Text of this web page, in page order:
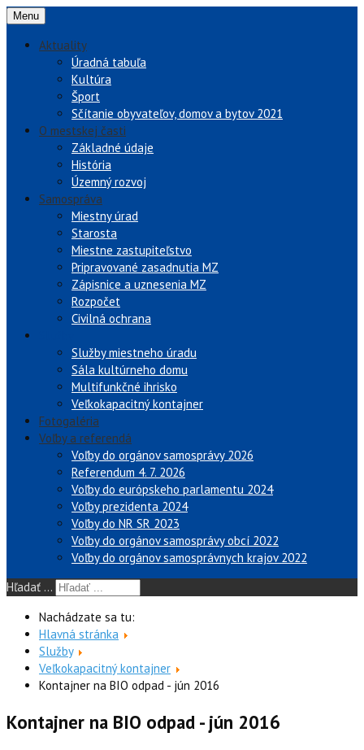
Menu
Aktuality
Úradná tabuľa
Kultúra
Šport
Sčítanie obyvateľov, domov a bytov 2021
O mestskej časti
Základné údaje
História
Územný rozvoj
Samospráva
Miestny úrad
Starosta
Miestne zastupiteľstvo
Pripravované zasadnutia MZ
Zápisnice a uznesenia MZ
Rozpočet
Civilná ochrana
Služby miestneho úradu
Sála kultúrneho domu
Multifunkčné ihrisko
Veľkokapacitný kontajner
Fotogaléria
Voľby a referendá
Voľby do orgánov samosprávy 2026
Referendum 4. 7. 2026
Voľby do európskeho parlamentu 2024
Voľby prezidenta 2024
Voľby do NR SR 2023
Voľby do orgánov samosprávy obcí 2022
Voľby do orgánov samosprávnych krajov 2022
Hľadať ...
Nachádzate sa tu:
Hlavná stránka
Služby
Veľkokapacitný kontajner
Kontajner na BIO odpad - jún 2016
Kontajner na BIO odpad - jún 2016